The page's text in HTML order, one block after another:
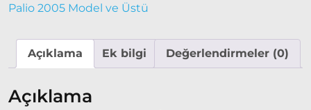
Modeller
Ducato
2015
ve Üstü
Palio 2005 Model ve Üstü
Açıklama Ek bilgi Değerlendirmeler (0)
Açıklama